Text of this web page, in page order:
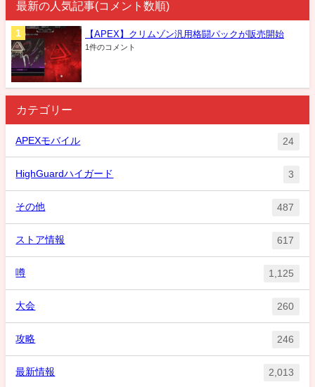
最新の人気記事(コメント数順)
【APEX】クリムゾン汎用格闘パックが販売開始
1件のコメント
カテゴリー
APEXモバイル 24
HighGuardハイガード 3
その他 487
ストア情報 617
噂 1,125
大会 260
攻略 246
最新情報 2,013